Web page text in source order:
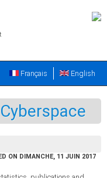
English
Français
ON DIMANCHE, 11 JUIN 2017